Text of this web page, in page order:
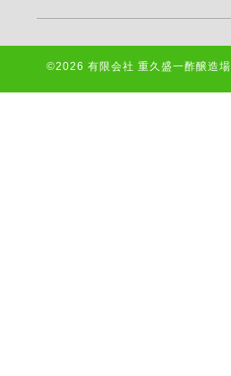
©2026 有限会社 重久盛一酢醸造場